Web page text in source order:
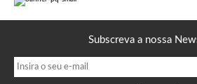
Subscreva a nossa